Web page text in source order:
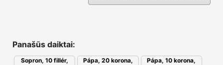
Panašūs daiktai:
Sopron, 10 fillér,
Pápa, 20 korona,
Pápa, 10 korona,